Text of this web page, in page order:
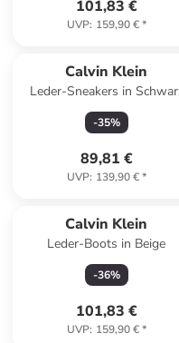
101,83 €
UVP: 159,90 €*
Calvin Klein
Leder-Sneakers in
-35%
89,81 €
UVP: 139,90 €*
Calvin Klein
Leder-Boots in Beige
-36%
101,83 €
UVP: 159,90 €*